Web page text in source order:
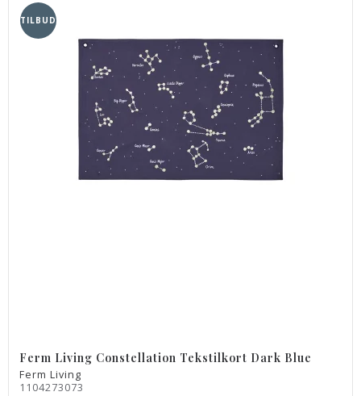
TILBUD
Ferm Living Constellation Tekstilkort Dark Blue
Ferm Living
1104273073